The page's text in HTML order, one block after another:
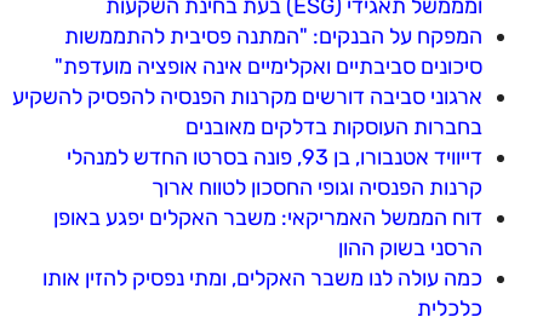
ומממשל תאגידי (ESG) בעת בחינת השקעות
המפקח על הבנקים: "המתנה פסיבית להתממשות
סיכונים סביבתיים ואקלימיים אינה אופציה מועדפת"
ארגוני סביבה דורשים מקרנות הפנסיה להפסיק להשקיע
בחברות העוסקות בדלקים מאובנים
דייוויד אטנבורו, בן 93, פונה בסרטו החדש למנהלי
קרנות הפנסיה וגופי החסכון לטווח ארוך
דוח הממשל האמריקאי: משבר האקלים יפגע באופן
הרסני בשוק ההון
כמה עולה לנו משבר האקלים, ומתי נפסיק להזין אותו
כלכלית